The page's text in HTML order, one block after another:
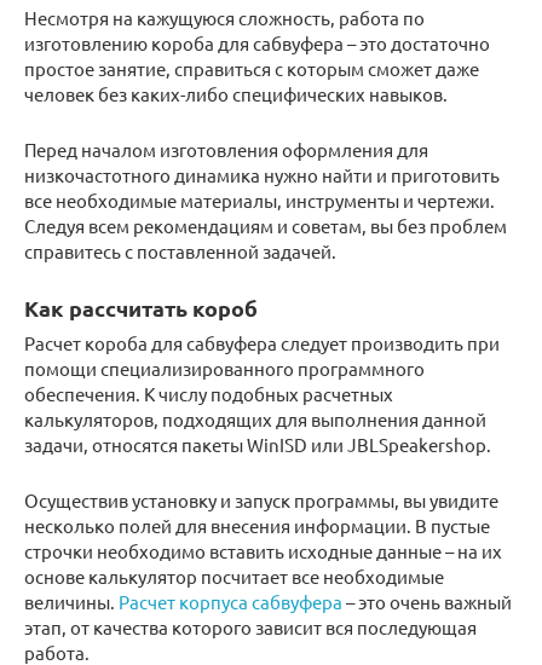
Несмотря на кажущуюся сложность, работа по
изготовлению короба для сабвуфера – это достаточно
простое занятие, справиться с которым сможет даже
человек без каких-либо специфических навыков.
Перед началом изготовления оформления для
низкочастотного динамика нужно найти и приготовить
все необходимые материалы, инструменты и чертежи.
Следуя всем рекомендациям и советам, вы без проблем
справитесь с поставленной задачей.
Как рассчитать короб
Расчет короба для сабвуфера следует производить при
помощи специализированного программного
обеспечения. К числу подобных расчетных
калькуляторов, подходящих для выполнения данной
задачи, относятся пакеты WinISD или JBLSpeakershop.
Осуществив установку и запуск программы, вы увидите
несколько полей для внесения информации. В пустые
строчки необходимо вставить исходные данные – на их
основе калькулятор посчитает все необходимые
величины. Расчет корпуса сабвуфера – это очень важный
этап, от качества которого зависит вся последующая
работа.